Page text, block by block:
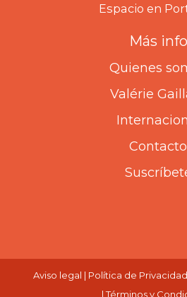
Espacio en
Más info
Quienes
Valérie
Contacto
Aviso legal | Política de Privacidad
|Términos y